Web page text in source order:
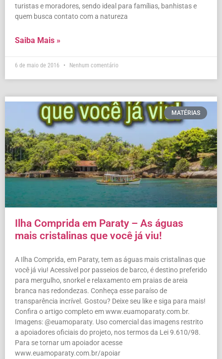
turistas e moradores, sendo ideal para famílias, banhistas e
quem busca contato com a natureza
Saiba Mais »
6 de maio de 2016 Nenhum comentário
MATÉRIAS
Ilha Comprida em Paraty – As águas
mais cristalinas que você já viu!
A Ilha Comprida, em Paraty, tem as águas mais cristalinas que
você já viu! Acessível por passeios de barco, é destino preferido
para mergulho, snorkel e relaxamento em praias de areia
branca nas redondezas. Conheça esse paraíso de
transparência incrível. Gostou? Deixe seu like e siga para mais!
Confira o artigo completo em www.euamoparaty.com.br.
Imagens: @euamoparaty. Uso comercial das imagens restrito
a apoiadores oficiais do projeto, nos termos da Lei 9.610/98.
Para se tornar um apoiador acesse
www.euamoparaty.com.br/apoiar